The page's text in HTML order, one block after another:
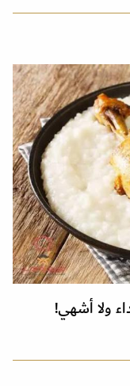
ولا أشهي!